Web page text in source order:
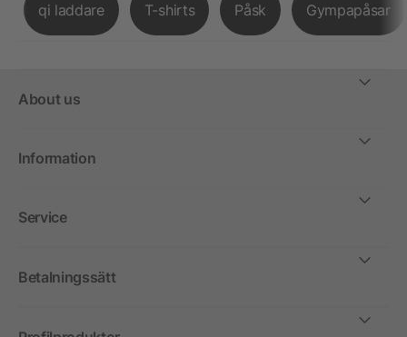
qi laddare T-shirts Påsk Gympapåsar
About us
Information
Service
Betalningssätt